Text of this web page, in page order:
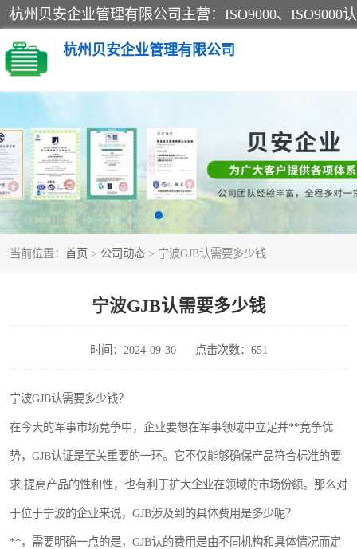
杭州贝安企业管理有限公司
当前位置： 首页 > 公司动态 > 宁波GJB认需要多少钱
宁波GJB认需要多少钱
时间：2024-09-30 点击次数：651
宁波GJB认需要多少钱？
在今天的军事市场竞争中，企业要想在军事领域中立足并**竞争优
势，GJB认证是至关重要的一环。它不仅能够确保产品符合标准的要
求,提高产品的性和性，也有利于扩大企业在领域的市场份额。那么对
于位于宁波的企业来说，GJB涉及到的具体费用是多少呢？
**，需要明确一点的是，GJB认的费用是由不同机构和具体情况而定
CE认证
SA认证
OHSAS18001认证
45001认证